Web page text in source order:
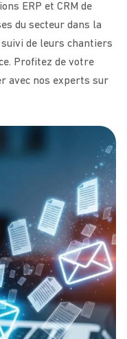
ERP et CRM de
du secteur dans la
de leurs chantiers
Profitez de votre
avec nos experts sur